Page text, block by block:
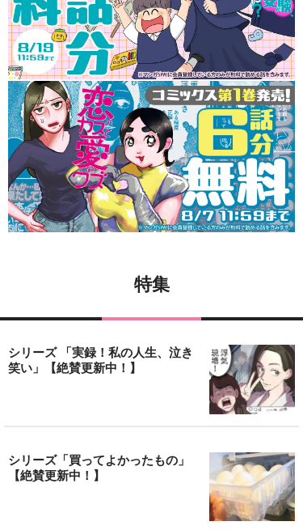
特集
シリーズ 「実録！私の人生、泣き
笑い」【絶賛更新中！】
シリーズ「買ってよかったもの」
【絶賛更新中！】